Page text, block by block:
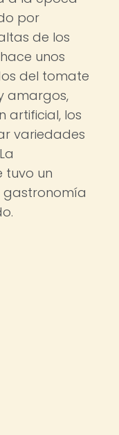
por
de los
unos
​​del tomate
amargos,
artificial, los
variedades
tuvo un
gastronomía